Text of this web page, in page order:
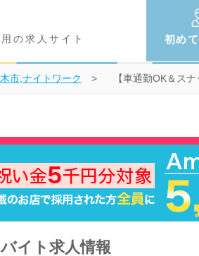
の求人サイト 初め
市,ナイトワーク 【車通勤OK＆スナ
イト求人情報